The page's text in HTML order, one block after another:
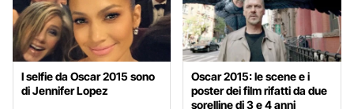
I selfie da Oscar 2015 sono
di Jennifer Lopez
Oscar 2015: le scene e i
poster dei film rifatti da due
sorelline di 3 e 4 anni